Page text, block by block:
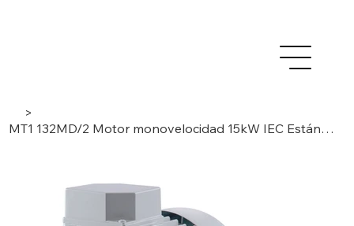
>
MT1 132MD/2 Motor monovelocidad 15kW IEC Estándar, Trifásico / 2 Polos